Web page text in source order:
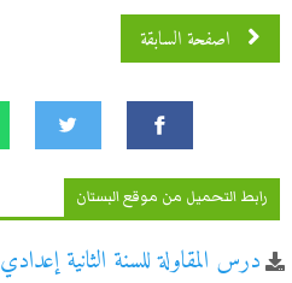
اصفحة السابقة اصفحة 2 من 4
رابط التحميل من موقع البستان
درس المقاولة للسنة الثانية إعدادي